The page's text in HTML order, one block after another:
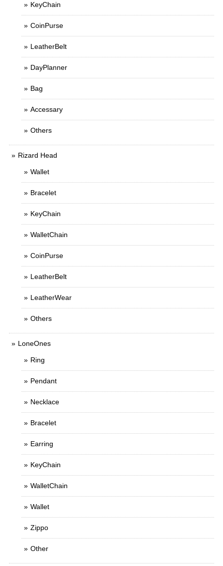
KeyChain
CoinPurse
LeatherBelt
DayPlanner
Bag
Accessary
Others
Rizard Head
Wallet
Bracelet
KeyChain
WalletChain
CoinPurse
LeatherBelt
LeatherWear
Others
LoneOnes
Ring
Pendant
Necklace
Bracelet
Earring
KeyChain
WalletChain
Wallet
Zippo
Other